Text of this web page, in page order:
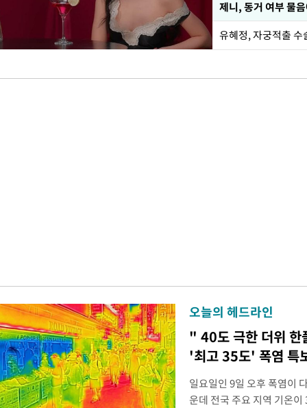
제니, 동거 여부 물
유혜정, 자궁적출
오늘의 헤드라인
" 40도 극한 더위 한
'최고 35도' 폭염 특
일요일인 9일 오후 폭염이
운데 전국 주요 지역 기온